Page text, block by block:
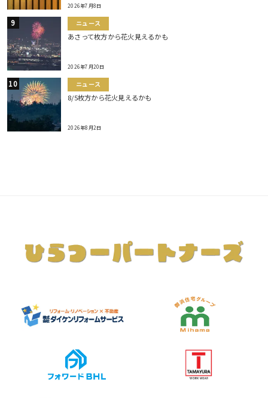
2026年7月8日
ニュース
あさって枚方から花火見えるかも
2026年7月20日
ニュース
8/5枚方から花火見えるかも
2026年8月2日